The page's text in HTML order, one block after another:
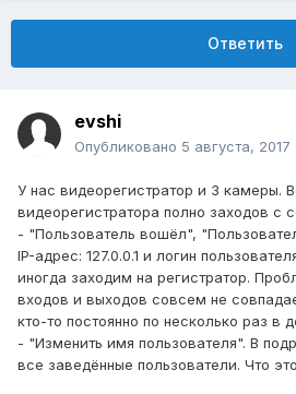
Ответить
evshi
Опубликовано 5 августа, 2017
У нас видеорегистратор и 3 камеры.
видеорегистратора полно заходов с
- "Пользователь вошёл",
IP-адрес: 127.0.0.1 и логин
иногда заходим на регистратор.
входов и выходов совсем не
кто-то постоянно по несколько раз в
- "Изменить имя пользователя". В
все заведённые пользователи. Что